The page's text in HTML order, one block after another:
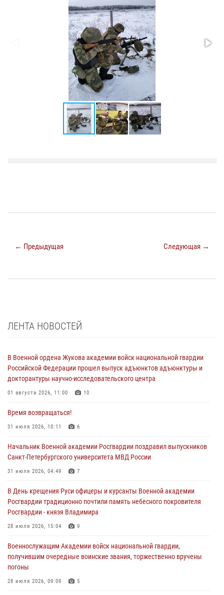
← Предыдущая Следующая →
ЛЕНТА НОВОСТЕЙ
В Военной ордена Жукова академии войск национальной гвардии
Российской Федерации прошел выпуск адъюнктов адъюнктуры и
докторантуры научно-исследовательского центра
01 августа 2026, 11:00 10
Время возвращаться!
31 июля 2026, 10:11 6
Начальник Военной академии Росгвардии поздравил выпускников
Санкт-Петербургского университета МВД России
31 июля 2026, 04:49 7
В День крещения Руси офицеры и курсанты Военной академии
Росгвардии традиционно почтили память небесного покровителя
Росгвардии - князя Владимира
28 июля 2026, 15:04 9
Военнослужащим Академии войск национальной гвардии,
получившим очередные воинские звания, торжественно вручены
погоны
28 июля 2026, 09:09 5